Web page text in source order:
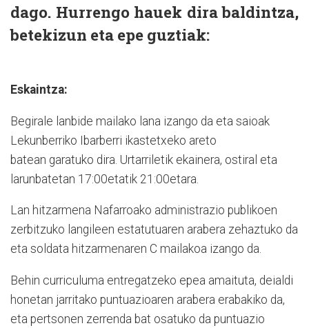
dago. Hurrengo hauek dira baldintza,
betekizun eta epe guztiak:
Eskaintza:
Begirale lanbide mailako lana izango da eta saioak
Lekunberriko Ibarberri ikastetxeko areto
batean garatuko dira. Urtarriletik ekainera, ostiral eta
larunbatetan 17:00etatik 21:00etara.
Lan hitzarmena Nafarroako administrazio publikoen
zerbitzuko langileen estatutuaren arabera zehaztuko da
eta soldata hitzarmenaren C mailakoa izango da.
Behin curriculuma entregatzeko epea amaituta, deialdi
honetan jarritako puntuazioaren arabera erabakiko da,
eta pertsonen zerrenda bat osatuko da puntuazio